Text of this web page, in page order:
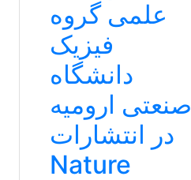
علمی گروه
فیزیک
دانشگاه
صنعتی ارومیه
در انتشارات
Nature